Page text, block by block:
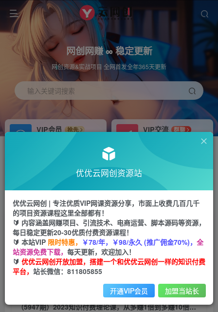
网创网赚 ∞ 稳定更新
网创资源&实战项目 全网首发全年365天更新
输入关键词搜索
VIP会员
抢先
免费下载全站资源
VIP交流
群聊
研究探讨更多创业项目路子。
站长V：hu91275
推荐
首页 中创网 正文
（5947期）2023知识付费理论课，从多赚1倍到多
赚10倍（10节视频课）
优优云网创
2年前发布
关注 私信
（5947期）2023知识付费理论课，从多赚1倍到多赚10倍（10节视频课）
优优云网创资源站
优优云网创 | 专注优质VIP网课资源分享，市面上收费几百几千
的项目资源课程这里全部都有！
🔰 内容涵盖网赚项目、引流技术、电商运营、脚本源码等资源，
每日稳定更新20-30优质付费资源课程！
🔰 本站VIP 限时特惠， ￥78/年，￥98/永久 (推广佣金70%)， 全
站资源免费下载， 每天更新，欢迎加入！
🔰 优优云网创开放加盟，搭建一个和优优云网创一样的知识付费
平台， 站长微信：811805855
开通VIP会员 加盟当站长